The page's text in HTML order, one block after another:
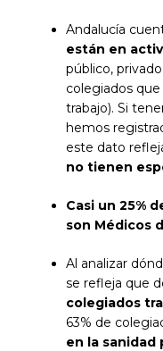
Andalucía
están en
público,
colegiados
trabajo). Si
hemos
este dato
no tienen
Casi un 25%
son Médicos
Al analizar
se refleja que
colegiados
63% de
en la sanidad